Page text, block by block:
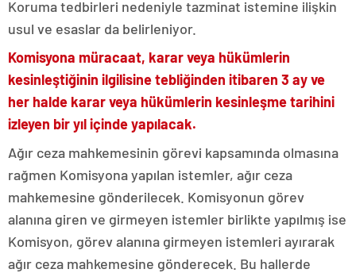
Koruma tedbirleri nedeniyle tazminat istemine ilişkin
usul ve esaslar da belirleniyor.
Komisyona müracaat, karar veya hükümlerin
kesinleştiğinin ilgilisine tebliğinden itibaren 3 ay ve
her halde karar veya hükümlerin kesinleşme tarihini
izleyen bir yıl içinde yapılacak.
Ağır ceza mahkemesinin görevi kapsamında olmasına
rağmen Komisyona yapılan istemler, ağır ceza
mahkemesine gönderilecek. Komisyonun görev
alanına giren ve girmeyen istemler birlikte yapılmış ise
Komisyon, görev alanına girmeyen istemleri ayırarak
ağır ceza mahkemesine gönderecek. Bu hallerde